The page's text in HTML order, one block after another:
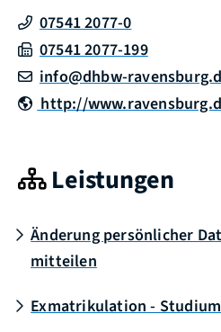
07541 2077-0
07541 2077-199
info@dhbw-
http://
Leistungen
Änderung persönlicher
mitteilen
Exmatrikulation -